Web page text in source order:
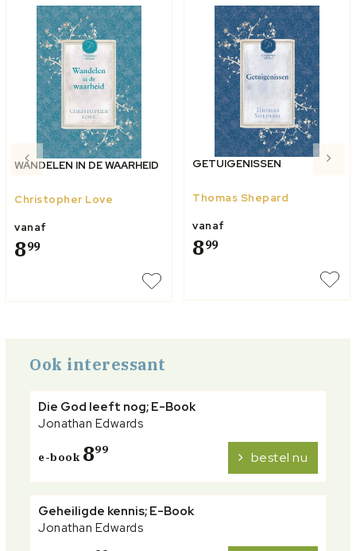
WANDELEN IN DE WAARHEID
Christopher Love
vanaf
899
GETUIGENISSEN
Thomas Shepard
vanaf
899
Ook interessant
Die God leeft nog; E-Book
Jonathan Edwards
e-book 899 bestel nu
Geheiligde kennis; E-Book
Jonathan Edwards